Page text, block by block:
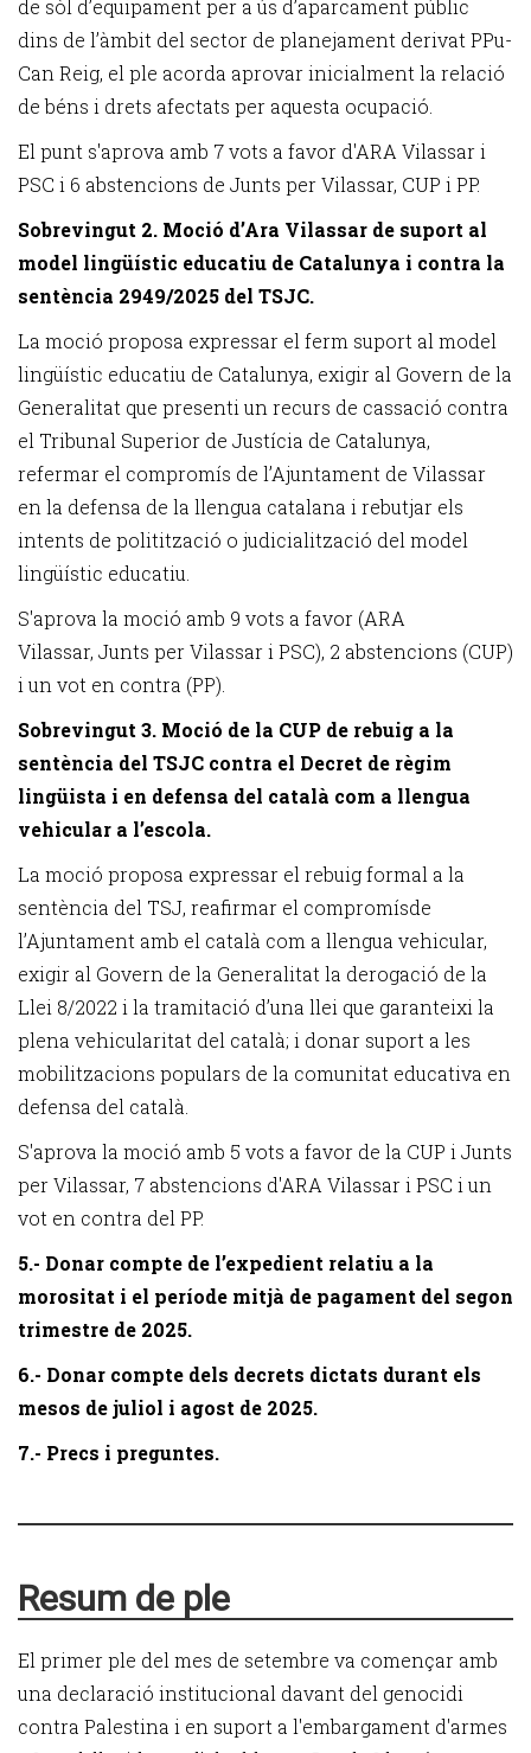
de sòl d’equipament per a ús d’aparcament públic
dins de l’àmbit del sector de planejament derivat PPu-
Can Reig, el ple acorda aprovar inicialment la relació
de béns i drets afectats per aquesta ocupació.
El punt s'aprova amb 7 vots a favor d'ARA Vilassar i
PSC i 6 abstencions de Junts per Vilassar, CUP i PP.
Sobrevingut 2. Moció d’Ara Vilassar de suport al
model lingüístic educatiu de Catalunya i contra la
sentència 2949/2025 del TSJC.
La moció proposa expressar el ferm suport al model
lingüístic educatiu de Catalunya, exigir al Govern de la
Generalitat que presenti un recurs de cassació contra
el Tribunal Superior de Justícia de Catalunya,
refermar el compromís de l’Ajuntament de Vilassar
en la defensa de la llengua catalana i rebutjar els
intents de politització o judicialització del model
lingüístic educatiu.
S'aprova la moció amb 9 vots a favor (ARA
Vilassar, Junts per Vilassar i PSC), 2 abstencions (CUP)
i un vot en contra (PP).
Sobrevingut 3. Moció de la CUP de rebuig a la
sentència del TSJC contra el Decret de règim
lingüista i en defensa del català com a llengua
vehicular a l’escola.
La moció proposa expressar el rebuig formal a la
sentència del TSJ, reafirmar el compromísde
l’Ajuntament amb el català com a llengua vehicular,
exigir al Govern de la Generalitat la derogació de la
Llei 8/2022 i la tramitació d’una llei que garanteixi la
plena vehicularitat del català; i donar suport a les
mobilitzacions populars de la comunitat educativa en
defensa del català.
S'aprova la moció amb 5 vots a favor de la CUP i Junts
per Vilassar, 7 abstencions d'ARA Vilassar i PSC i un
vot en contra del PP.
5.- Donar compte de l’expedient relatiu a la
morositat i el període mitjà de pagament del segon
trimestre de 2025.
6.- Donar compte dels decrets dictats durant els
mesos de juliol i agost de 2025.
7.- Precs i preguntes.
Resum de ple
El primer ple del mes de setembre va començar amb
una declaració institucional davant del genocidi
contra Palestina i en suport a l'embargament d'armes